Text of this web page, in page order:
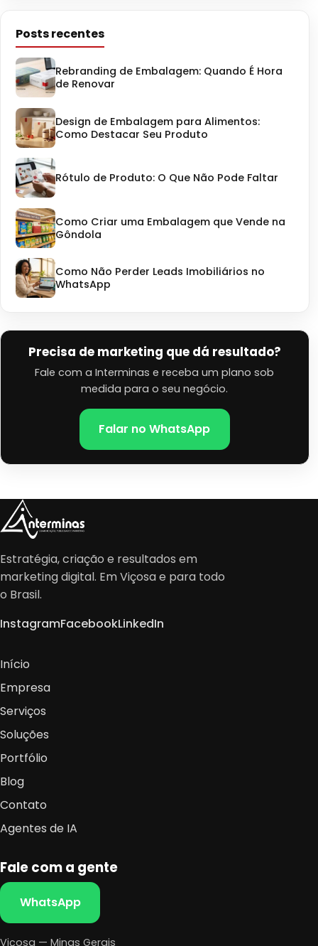
Posts recentes
Rebranding de Embalagem: Quando É Hora
de Renovar
Design de Embalagem para Alimentos:
Como Destacar Seu Produto
Rótulo de Produto: O Que Não Pode Faltar
Como Criar uma Embalagem que Vende na
Gôndola
Como Não Perder Leads Imobiliários no
WhatsApp
Precisa de marketing que dá resultado?
Fale com a Interminas e receba um plano sob
medida para o seu negócio.
Falar no WhatsApp
Estratégia, criação e resultados em
marketing digital. Em Viçosa e para todo
o Brasil.
InstagramFacebookLinkedIn
Início
Empresa
Serviços
Soluções
Portfólio
Blog
Contato
Agentes de IA
Fale com a gente
WhatsApp
Viçosa — Minas Gerais